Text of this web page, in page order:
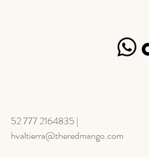
​52 777 2164835 |
hvaltierra@theredmango.com